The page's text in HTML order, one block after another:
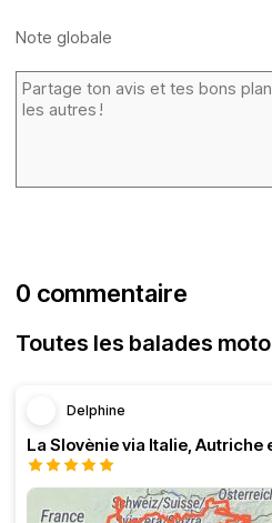
Note globale
0 commentaire
Toutes les balades
Delphine